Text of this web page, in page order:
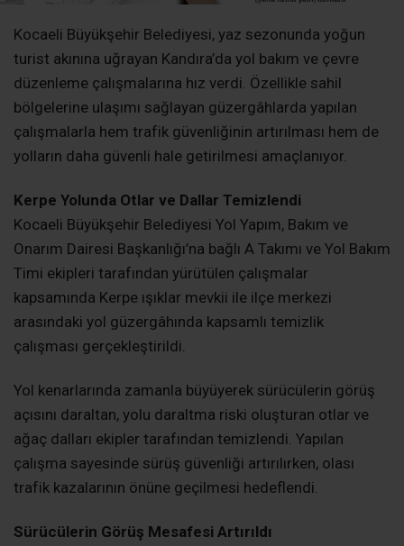
Kocaeli Büyükşehir Belediyesi, yaz sezonunda yoğun
turist akınına uğrayan Kandıra’da yol bakım ve çevre
düzenleme çalışmalarına hız verdi. Özellikle sahil
bölgelerine ulaşımı sağlayan güzergâhlarda yapılan
çalışmalarla hem trafik güvenliğinin artırılması hem de
yolların daha güvenli hale getirilmesi amaçlanıyor.
Kerpe Yolunda Otlar ve Dallar Temizlendi
Kocaeli Büyükşehir Belediyesi Yol Yapım, Bakım ve
Onarım Dairesi Başkanlığı’na bağlı A Takımı ve Yol Bakım
Timi ekipleri tarafından yürütülen çalışmalar
kapsamında Kerpe ışıklar mevkii ile ilçe merkezi
arasındaki yol güzergâhında kapsamlı temizlik
çalışması gerçekleştirildi.
Yol kenarlarında zamanla büyüyerek sürücülerin görüş
açısını daraltan, yolu daraltma riski oluşturan otlar ve
ağaç dalları ekipler tarafından temizlendi. Yapılan
çalışma sayesinde sürüş güvenliği artırılırken, olası
trafik kazalarının önüne geçilmesi hedeflendi.
Sürücülerin Görüş Mesafesi Artırıldı